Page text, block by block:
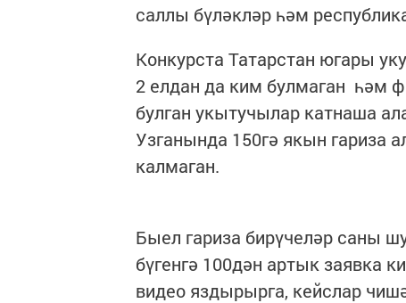
саллы бүләкләр һәм
Конкурста Татарстан югары
2 елдан да ким булмаган һәм
булган укытучылар катнаша
Узганында 150гә якын гариза
калмаган.
Быел гариза бирүчеләр саны
бүгенгә 100дән артык заявка
видео яздырырга, кейслар